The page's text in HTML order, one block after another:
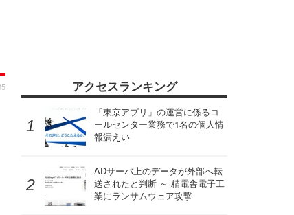
アクセスランキング
「東京アプリ」の運営に係るコ
ールセンター業務で1名の個人情
報漏えい
ADサーバ上のデータが外部へ転
送されたと判断 ～ 精電舎電子工
業にランサムウェア攻撃